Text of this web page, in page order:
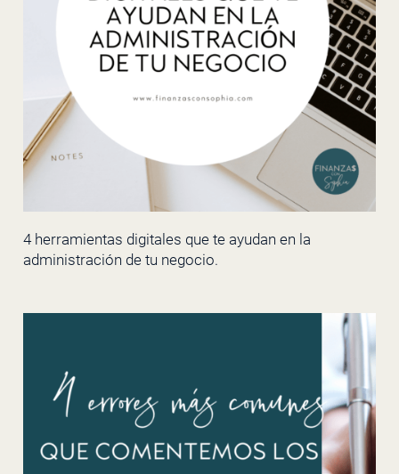
4 herramientas digitales que te ayudan en la
administración de tu negocio.